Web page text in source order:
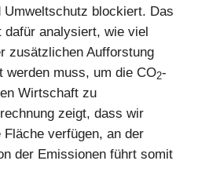
blockiert. Das
dafür analysiert, wie viel
zusätzlichen Aufforstung
werden muss, um die CO2-
Wirtschaft zu
zeigt, dass wir
verfügen, an der
der Emissionen führt somit